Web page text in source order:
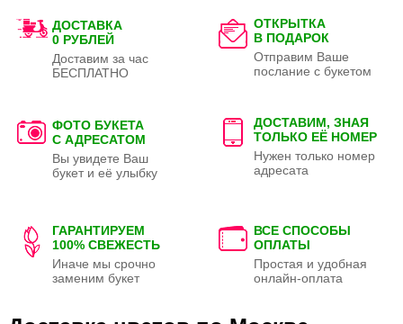
ДОСТАВКА
0 РУБЛЕЙ
Доставим за час
БЕСПЛАТНО
ОТКРЫТКА
В ПОДАРОК
Отправим Ваше
послание с букетом
ФОТО БУКЕТА
С АДРЕСАТОМ
Вы увидете Ваш
букет и её улыбку
ДОСТАВИМ, ЗНАЯ
ТОЛЬКО ЕЁ НОМЕР
Нужен только номер
адресата
ГАРАНТИРУЕМ
100% СВЕЖЕСТЬ
Иначе мы срочно
заменим букет
ВСЕ СПОСОБЫ
ОПЛАТЫ
Простая и удобная
онлайн-оплата